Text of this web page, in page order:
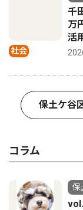
社会
千
万
活
保土ケ谷
コラム
保